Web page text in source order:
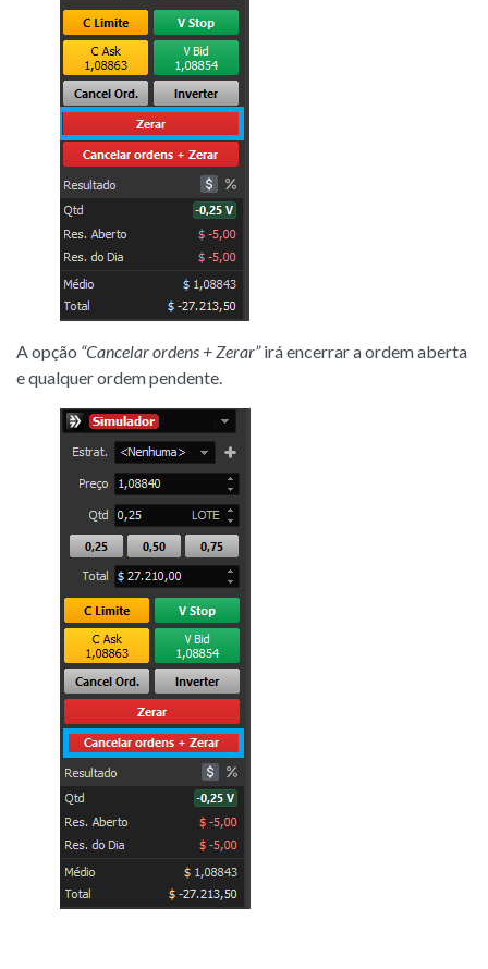
A opção “Cancelar ordens + Zerar”irá encerrar a ordem aberta
e qualquer ordem pendente.